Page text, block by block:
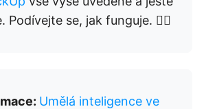
Podívejte se, jak funguje. 👇🏼
Umělá inteligence ve